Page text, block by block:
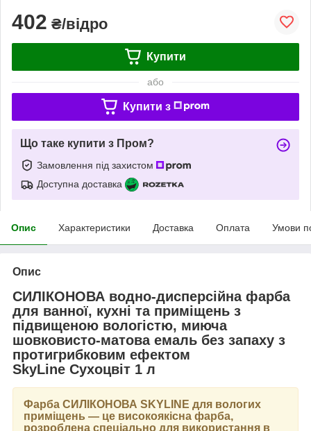
402 ₴/відро
Купити
або
Купити з
Що таке купити з Пром?
Замовлення під захистом
Доступна доставка
Опис Характеристики Доставка Оплата Умови
Опис
СИЛІКОНОВА водно-дисперсійна фарба
для ванної, кухні та приміщень з
підвищеною вологістю, миюча
шовковисто-матова емаль без запаху з
протигрибковим ефектом
SkyLine Сухоцвіт 1 л
Фарба СИЛІКОНОВА SKYLINE для вологих
приміщень — це високоякісна фарба,
розроблена спеціально для використання в